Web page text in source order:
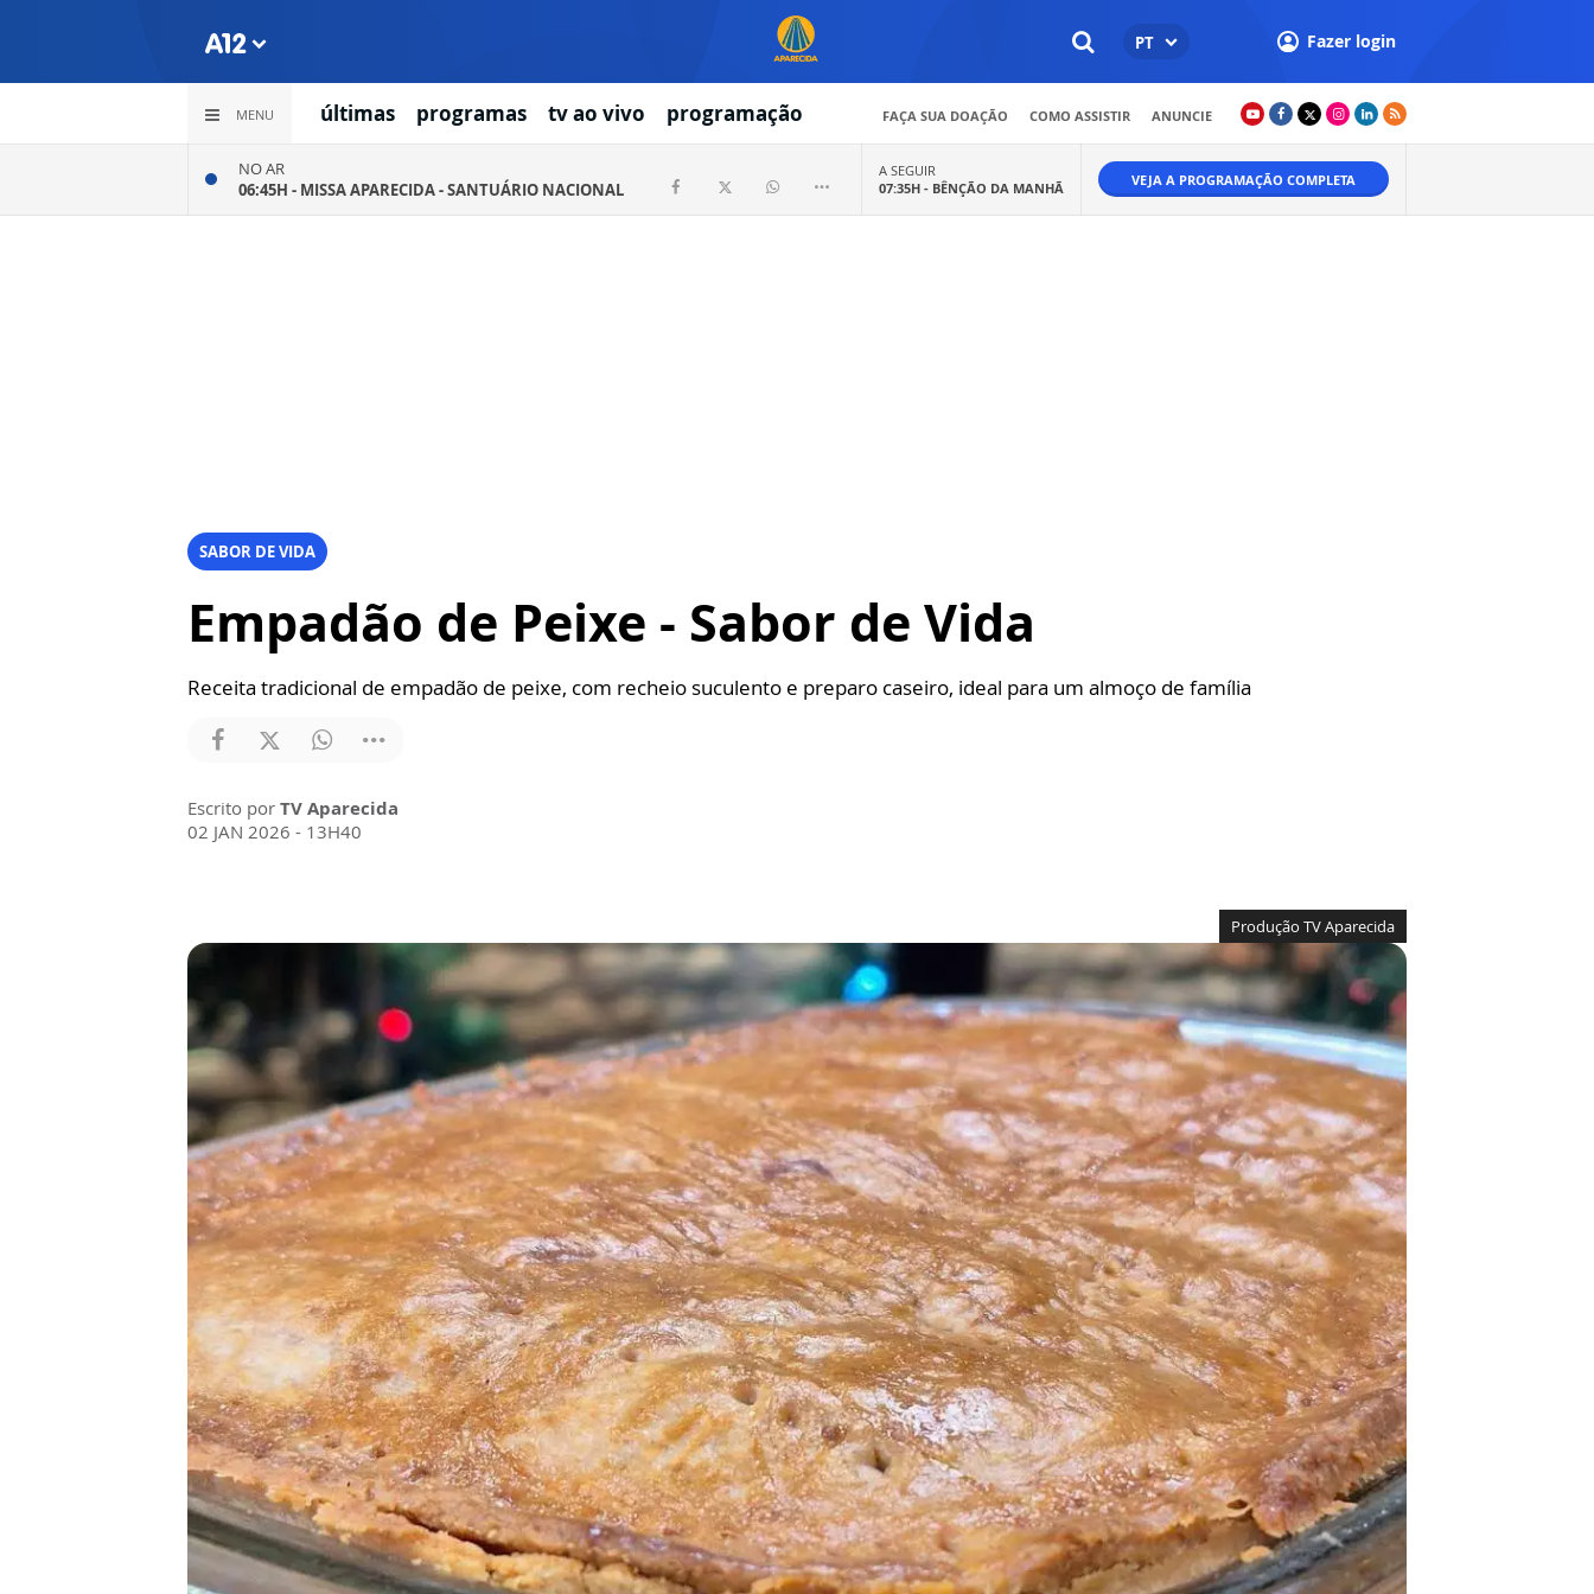
PT Fazer login
MENU últimas programas tv ao vivo programação FAÇA SUA DOAÇÃO COMO ASSISTIR ANUNCIE
NO AR
06:45H - MISSA APARECIDA - SANTUÁRIO NACIONAL
A SEGUIR
07:35H - BÊNÇÃO DA MANHÃ VEJA A PROGRAMAÇÃO COMPLETA
SABOR DE VIDA
Empadão de Peixe - Sabor de Vida
Receita tradicional de empadão de peixe, com recheio suculento e preparo caseiro, ideal para um almoço de família
Escrito por TV Aparecida
02 JAN 2026 - 13H40
Produção TV Aparecida